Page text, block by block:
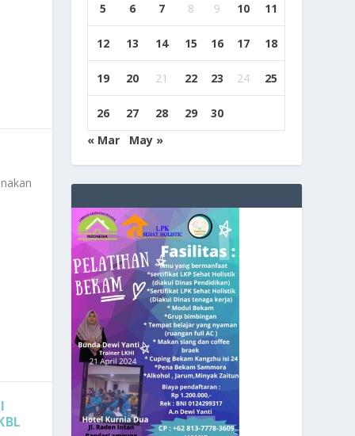
5 6 7 8 9 10 11
12 13 14 15 16 17 18
19 20 21 22 23 24 25
26 27 28 29
30
« Mar
May »